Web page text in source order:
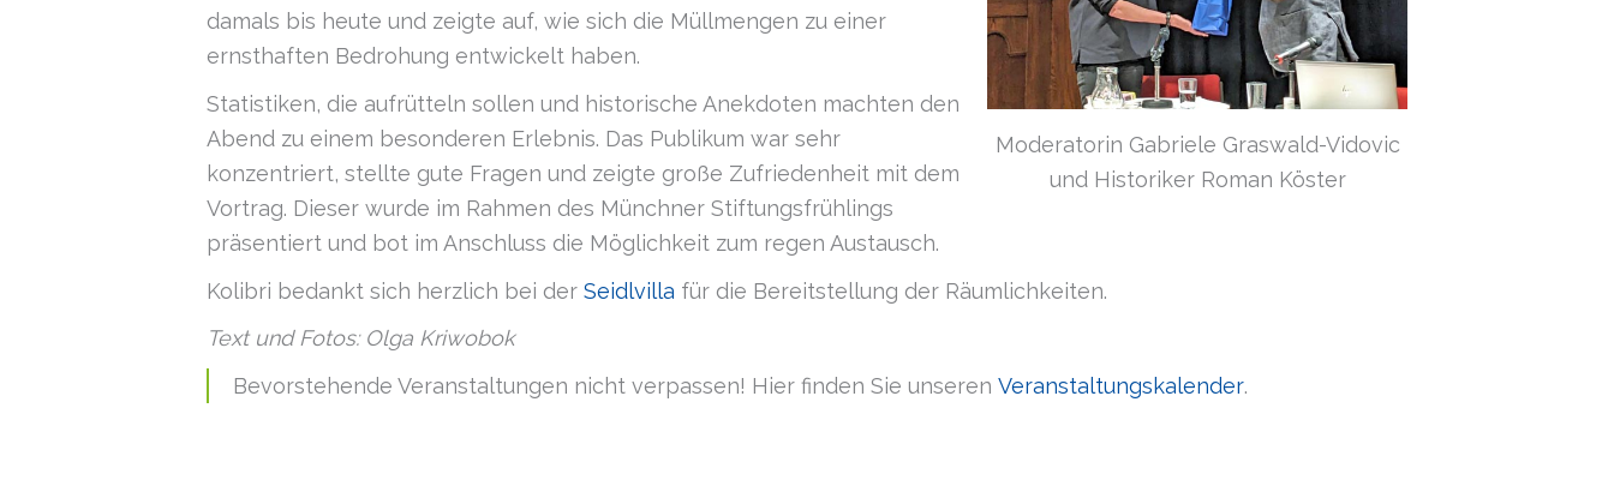
Moderatorin Gabriele Graswald-Vidovic
und Historiker Roman Köster
damals bis heute und zeigte auf, wie sich die Müllmengen zu einer
ernsthaften Bedrohung entwickelt haben.
Statistiken, die aufrütteln sollen und historische Anekdoten machten den
Abend zu einem besonderen Erlebnis. Das Publikum war sehr
konzentriert, stellte gute Fragen und zeigte große Zufriedenheit mit dem
Vortrag. Dieser wurde im Rahmen des Münchner Stiftungsfrühlings
präsentiert und bot im Anschluss die Möglichkeit zum regen Austausch.
Kolibri bedankt sich herzlich bei der Seidlvilla für die Bereitstellung der Räumlichkeiten.
Text und Fotos: Olga Kriwobok
Bevorstehende Veranstaltungen nicht verpassen! Hier finden Sie unseren Veranstaltungskalender.